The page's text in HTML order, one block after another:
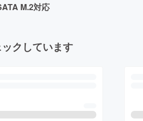
M.2対応
クしています